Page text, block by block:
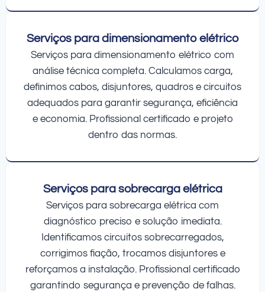
Serviços para dimensionamento elétrico
Serviços para dimensionamento elétrico com
análise técnica completa. Calculamos carga,
definimos cabos, disjuntores, quadros e circuitos
adequados para garantir segurança, eficiência
e economia. Profissional certificado e projeto
dentro das normas.
Serviços para sobrecarga elétrica
Serviços para sobrecarga elétrica com
diagnóstico preciso e solução imediata.
Identificamos circuitos sobrecarregados,
corrigimos fiação, trocamos disjuntores e
reforçamos a instalação. Profissional certificado
garantindo segurança e prevenção de falhas.